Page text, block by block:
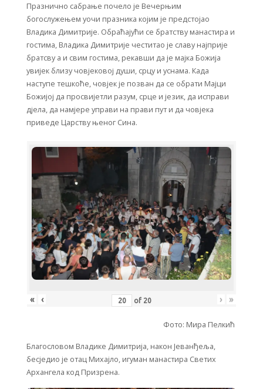
Празнично сабрање почело је Вечерњим
богослужењем уочи празника којим је предстојао
Владика Димитрије. Обраћајући се братству манастира и
гостима, Владика Димитрије честитао је славу најприје
братсву а и свим гостима, рекавши да je мајка Божија
увијек близу човјековој души, срцу и уснама. Када
наступе тешкоће, човјек је позван да се обрати Мајци
Божијој да просвијетли разум, срце и језик, да исправи
дјела, да намјере управи на прави пут и да човјека
приведе Царству њеног Сина.
« ‹ of 20 › »
Фото: Мира Пелкић
Благословом Владике Димитрија, након Јеванђеља,
бесједио је отац Михајло, игуман манастира Светих
Архангела код Призрена.